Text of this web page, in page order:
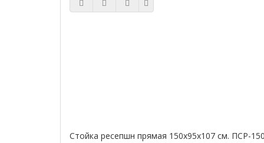
Стойка ресепшн прямая 150х95х107 см. ПСР-